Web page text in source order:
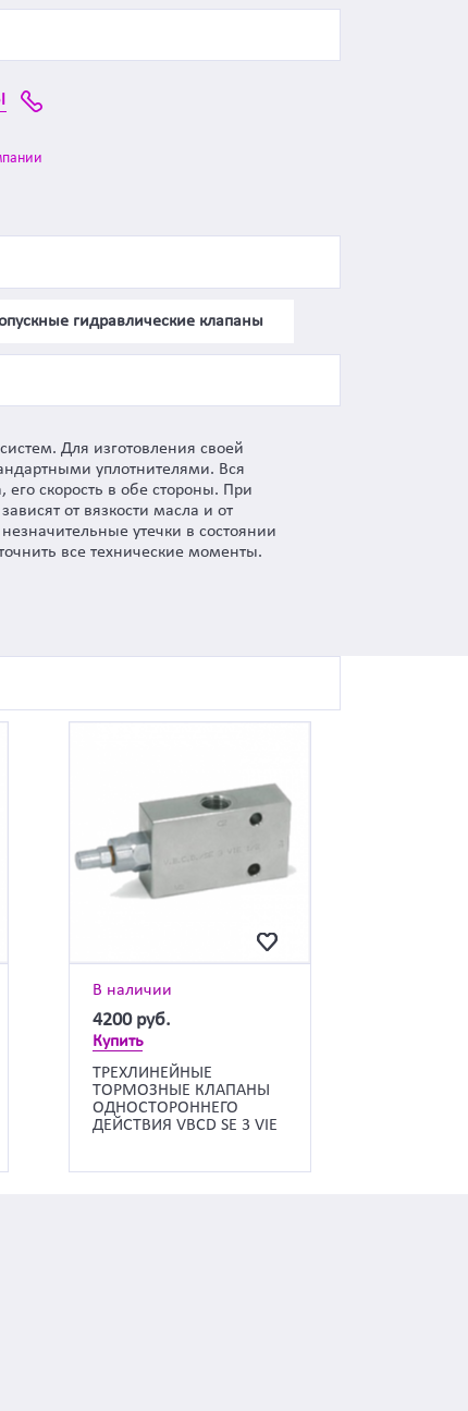
гидравлические клапаны
Для изготовления своей
уплотнителями. Вся
его скорость в обе стороны. При
от вязкости масла и от
утечки в состоянии
все технические моменты.
В наличии
4200 руб.
Купить
ТРЕХЛИНЕЙНЫЕ
ТОРМОЗНЫЕ КЛАПАНЫ
ОДНОСТОРОННЕГО
ДЕЙСТВИЯ VBCD SE 3 VIE